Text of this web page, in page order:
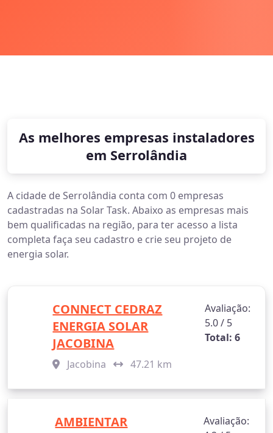
As melhores empresas instaladores
em Serrolândia
A cidade de Serrolândia conta com 0 empresas
cadastradas na Solar Task. Abaixo as empresas mais
bem qualificadas na região, para ter acesso a lista
completa faça seu cadastro e crie seu projeto de
energia solar.
CONNECT CEDRAZ
ENERGIA SOLAR
JACOBINA
Jacobina 47.21 km
Avaliação:
5.0 / 5
Total: 6
AMBIENTAR
Avaliação: